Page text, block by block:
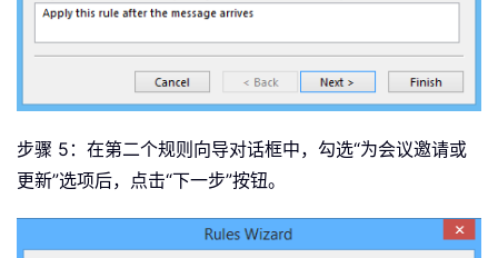
步骤 5：在第二个规则向导对话框中，勾选“为会议邀请或
更新”选项后，点击“下一步”按钮。